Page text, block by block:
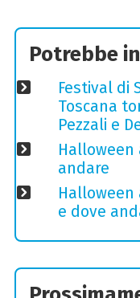
Potrebbe
Festival di
Toscana
Pezzali e
Halloween
andare
Halloween
e dove